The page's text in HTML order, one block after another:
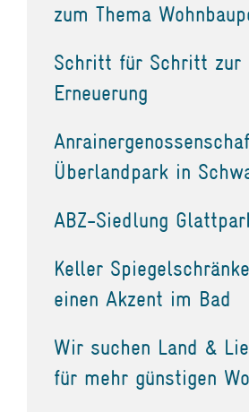
zum Thema
Schritt für Schritt zur
Erneuerung
Überlandpark in
ABZ-Siedlung
Keller
einen Akzent im Bad
Wir suchen Land &
für mehr günstigen